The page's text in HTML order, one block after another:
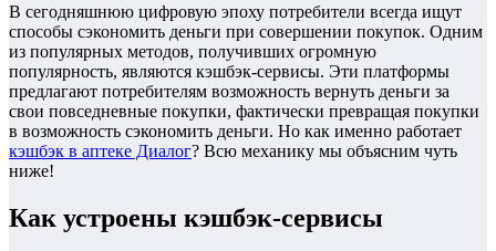
В сегодняшнюю цифровую эпоху потребители всегда ищут
способы сэкономить деньги при совершении покупок. Одним
из популярных методов, получивших огромную
популярность, являются кэшбэк-сервисы. Эти платформы
предлагают потребителям возможность вернуть деньги за
свои повседневные покупки, фактически превращая покупки
в возможность сэкономить деньги. Но как именно работает
кэшбэк в аптеке Диалог? Всю механику мы объясним чуть
ниже!
Как устроены кэшбэк-сервисы